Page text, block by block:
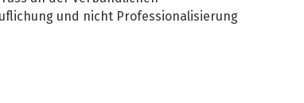
und nicht Professionalisierung